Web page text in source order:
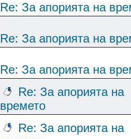
Re: За апорията на
Re: За апорията на
Re: За апорията на
Re: За апорията на
времето
Re: За апорията на